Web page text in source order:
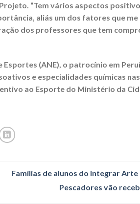
“Tem vários aspectos
aliás um dos fatores que
dos professores que tem
(ANE), o patrocínio em
e especialidades químicas
ao Esporte do Ministério da
Famílias de alunos do Integrar Arte
Pescadores vão